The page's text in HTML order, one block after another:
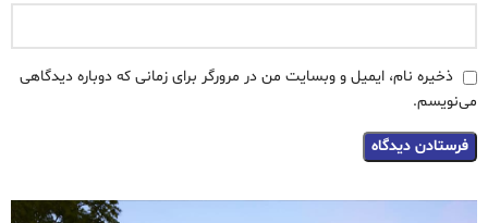
ذخیره نام، ایمیل و وبسایت من در مرورگر برای زمانی که دوباره دیدگاهی
می‌نویسم.